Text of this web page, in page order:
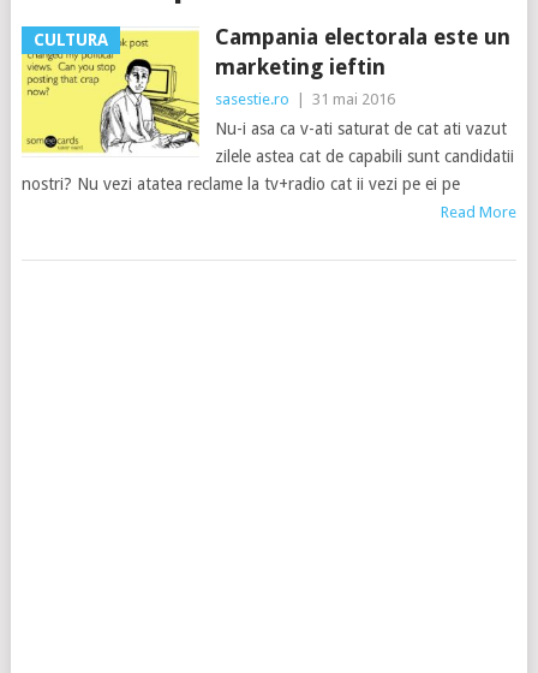
CULTURA
Campania electorala este un
marketing ieftin
sasestie.ro 31 mai 2016
Nu-i asa ca v-ati saturat de cat ati vazut
zilele astea cat de capabili sunt candidatii
nostri? Nu vezi atatea reclame la tv+radio cat ii vezi pe ei pe
Read More